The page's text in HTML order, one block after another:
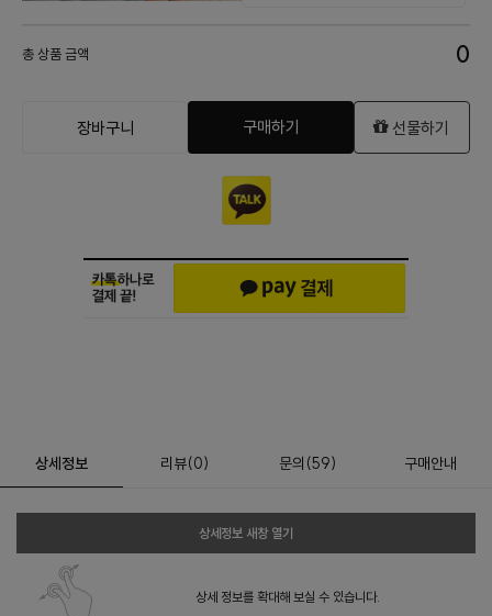
총 상품 금액 0
장바구니 구매하기 선물하기
상세정보 리뷰(0) 문의 (59) 구매안내
상세정보 새창 열기
상세 정보를 확대해 보실 수 있습니다.